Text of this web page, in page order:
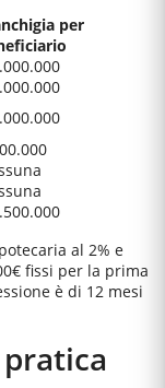
per
al 2% e
fissi per la prima
è di 12 mesi